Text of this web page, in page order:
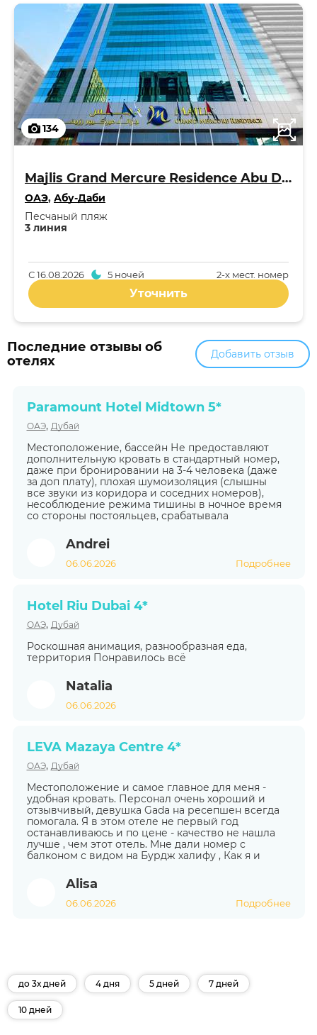
134
Majlis Grand Mercure Residence Abu Dhabi 5*
ОАЭ, Абу-Даби
3 линия
Песчаный пляж
2-x мест. номер
С16.08.2026 5 ночей
Уточнить
Последние отзывы об
отелях
Добавить отзыв
Paramount Hotel Midtown 5*
ОАЭ, Дубай
Местоположение, бассейн Не предоставляют
дополнительную кровать в стандартный номер,
даже при бронировании на 3-4 человека (даже
за доп плату), плохая шумоизоляция (слышны
все звуки из коридора и соседних номеров),
несоблюдение режима тишины в ночное время
со стороны постояльцев, срабатывала
Andrei
06.06.2026 Подробнее
Hotel Riu Dubai 4*
ОАЭ, Дубай
Роскошная анимация, разнообразная еда,
территория Понравилось всё
Natalia
06.06.2026
LEVA Mazaya Centre 4*
ОАЭ, Дубай
Местоположение и самое главное для меня -
удобная кровать. Персонал очень хороший и
отзывчивый, девушка Gada на ресепшен всегда
помогала. Я в этом отеле не первый год
останавливаюсь и по цене - качество не нашла
лучше , чем этот отель. Мне дали номер с
балконом с видом на Бурдж халифу , Как я и
Alisa
06.06.2026 Подробнее
до 3х дней 4 дня 5 дней 7 дней
10 дней